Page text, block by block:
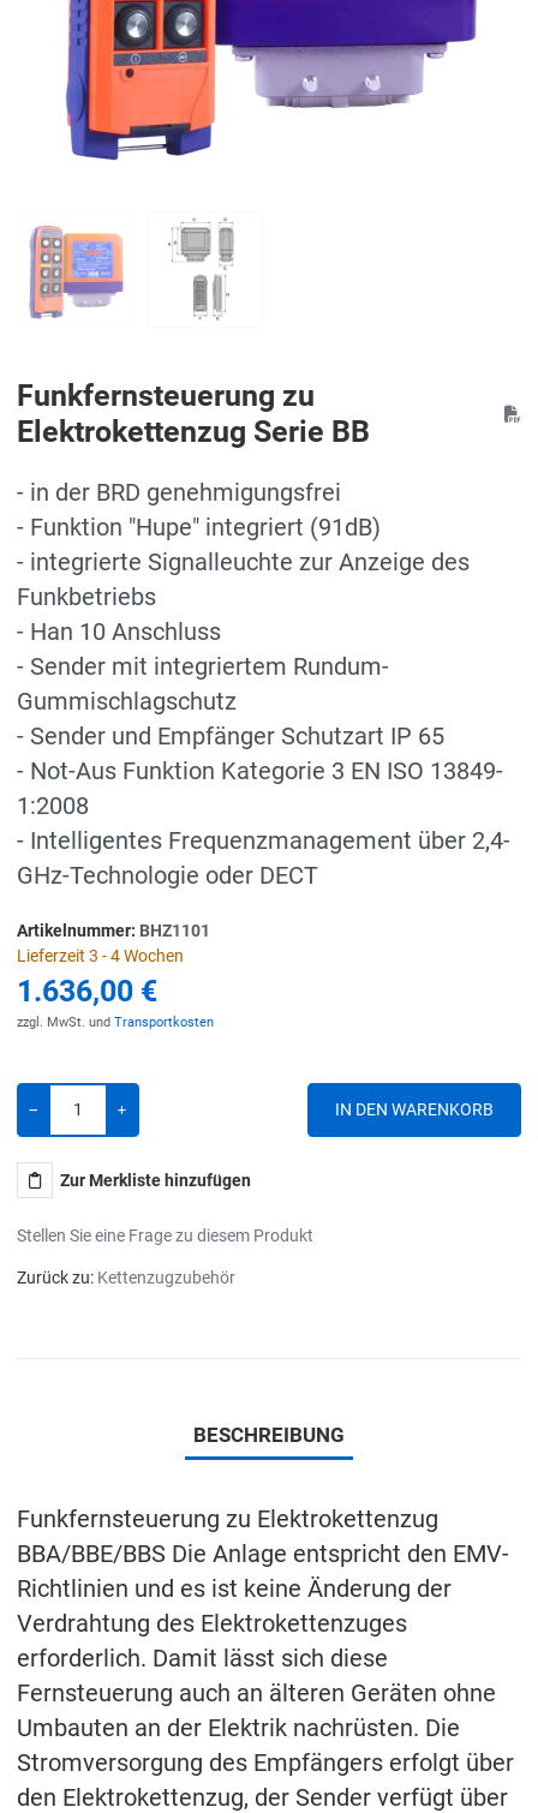
Funkfernsteuerung zu
Elektrokettenzug Serie BB
- in der BRD genehmigungsfrei
- Funktion "Hupe" integriert (91dB)
- integrierte Signalleuchte zur Anzeige des
Funkbetriebs
- Han 10 Anschluss
- Sender mit integriertem Rundum-
Gummischlagschutz
- Sender und Empfänger Schutzart IP 65
- Not-Aus Funktion Kategorie 3 EN ISO 13849-
1:2008
- Intelligentes Frequenzmanagement über 2,4-
GHz-Technologie oder DECT
Artikelnummer: BHZ1101
Lieferzeit 3 - 4 Wochen
1.636,00 €
zzgl. MwSt. und Transportkosten
Menge
Zur Merkliste hinzufügen
Stellen Sie eine Frage zu diesem Produkt
Zurück zu: Kettenzugzubehör
BESCHREIBUNG
Funkfernsteuerung zu Elektrokettenzug
BBA/BBE/BBS Die Anlage entspricht den EMV-
Richtlinien und es ist keine Änderung der
Verdrahtung des Elektrokettenzuges
erforderlich. Damit lässt sich diese
Fernsteuerung auch an älteren Geräten ohne
Umbauten an der Elektrik nachrüsten. Die
Stromversorgung des Empfängers erfolgt über
den Elektrokettenzug, der Sender verfügt über